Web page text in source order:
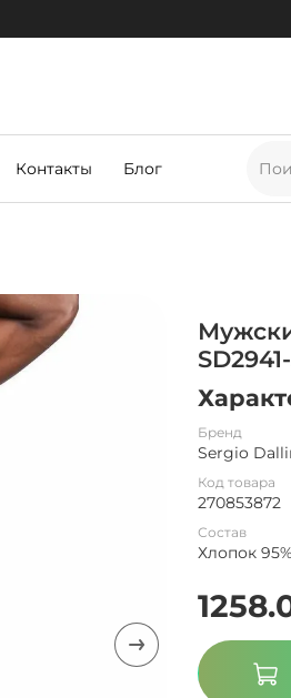
Контакты Блог
Бренд
Sergio
Код товара
270853872
Состав
Хлопок